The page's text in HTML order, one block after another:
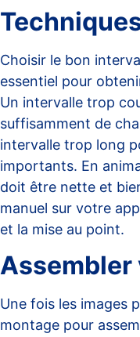
Choisir le bon
essentiel pour
Un intervalle trop
suffisamment de
intervalle trop long
importants. En
doit être nette et
manuel sur votre
et la mise au point.
Assembler
Une fois les images
montage pour